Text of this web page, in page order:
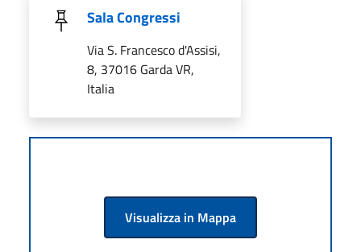
Sala Congressi
Via S. Francesco d'Assisi,
8, 37016 Garda VR,
Italia
Visualizza in Mappa